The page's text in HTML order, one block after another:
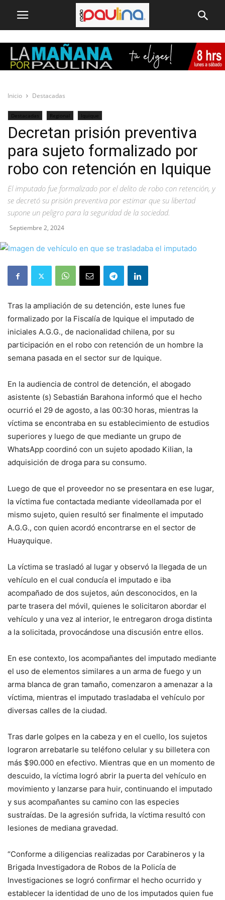
Inicio Destacadas
Destacadas Regional Iquique
Decretan prisión preventiva
para sujeto formalizado por
robo con retención en Iquique
El imputado fue formalizado por el delito de robo con retención, y
se decretó su prisión preventiva por estimar que su libertad
supone un peligro para la seguridad de la sociedad.
Septiembre 2, 2024
Tras la ampliación de su detención, este lunes fue
formalizado por la Fiscalía de Iquique el imputado de
iniciales A.G.G., de nacionalidad chilena, por su
participación en el robo con retención de un hombre la
semana pasada en el sector sur de Iquique.
En la audiencia de control de detención, el abogado
asistente (s) Sebastián Barahona informó que el hecho
ocurrió el 29 de agosto, a las 00:30 horas, mientras la
víctima se encontraba en su establecimiento de estudios
superiores y luego de que mediante un grupo de
WhatsApp coordinó con un sujeto apodado Kilian, la
adquisición de droga para su consumo.
Luego de que el proveedor no se presentara en ese lugar,
la víctima fue contactada mediante videollamada por el
mismo sujeto, quien resultó ser finalmente el imputado
A.G.G., con quien acordó encontrarse en el sector de
Huayquique.
La víctima se trasladó al lugar y observó la llegada de un
vehículo en el cual conducía el imputado e iba
acompañado de dos sujetos, aún desconocidos, en la
parte trasera del móvil, quienes le solicitaron abordar el
vehículo y una vez al interior, le entregaron droga distinta
a la solicitada, provocándose una discusión entre ellos.
En ese contexto, los acompañantes del imputado mediante
el uso de elementos similares a un arma de fuego y un
arma blanca de gran tamaño, comenzaron a amenazar a la
víctima, mientras el imputado trasladaba el vehículo por
diversas calles de la ciudad.
Tras darle golpes en la cabeza y en el cuello, los sujetos
lograron arrebatarle su teléfono celular y su billetera con
más $90.000 en efectivo. Mientras que en un momento de
descuido, la víctima logró abrir la puerta del vehículo en
movimiento y lanzarse para huir, continuando el imputado
y sus acompañantes su camino con las especies
sustraídas. De la agresión sufrida, la víctima resultó con
lesiones de mediana gravedad.
“Conforme a diligencias realizadas por Carabineros y la
Brigada Investigadora de Robos de la Policía de
Investigaciones se logró confirmar el hecho ocurrido y
establecer la identidad de uno de los imputados quien fue